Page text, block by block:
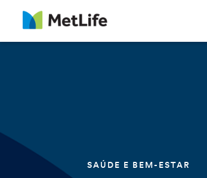
Saltar navegação
SAÚDE E BEM-ESTAR